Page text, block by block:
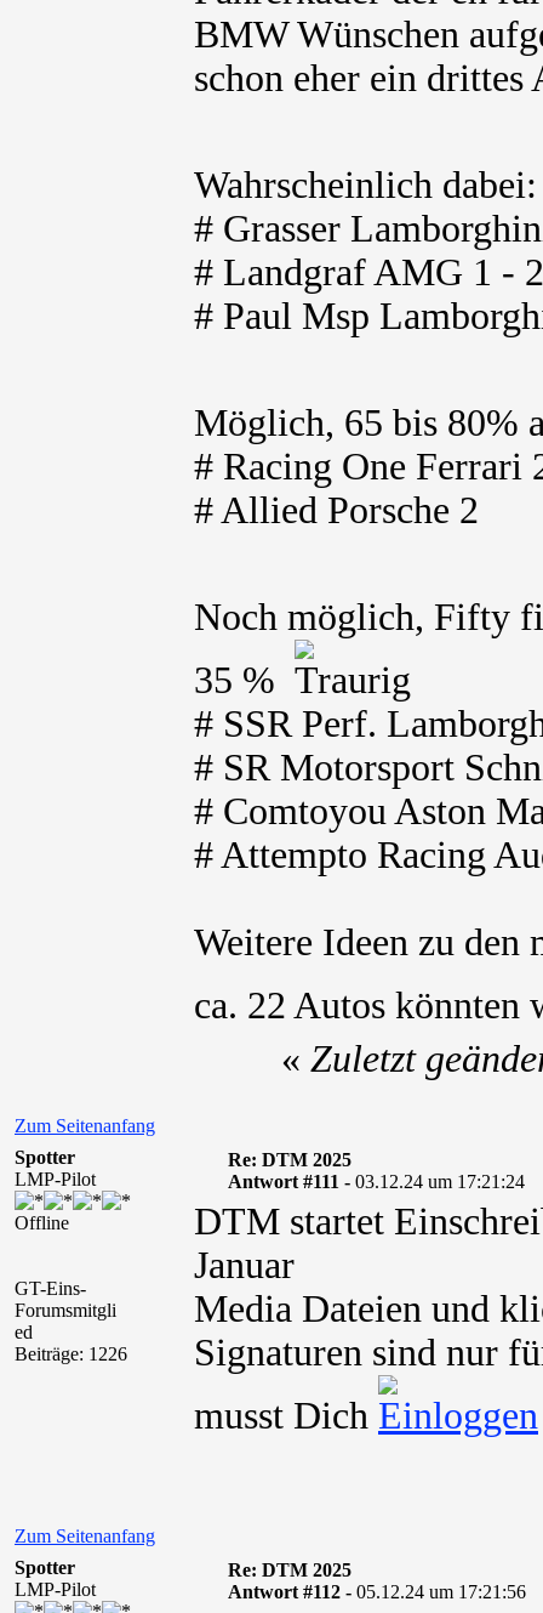
BMW Wünschen
schon eher ein
Wahrscheinlich
# Grasser
# Landgraf AMG 1 - 2
# Paul Msp
Möglich, 65 bis
# Racing One Ferrari
# Allied Porsche 2
Noch möglich,
35 %
# SSR Perf.
# SR Motorsport
# Comtoyou Aston
# Attempto Racing
Weitere Ideen zu den
ca. 22 Autos könnten
Zum Seitenanfang
« Zuletzt
Spotter
LMP-Pilot
Offline
GT-Eins-
Forumsmitgli
ed
Beiträge: 1226
Re: DTM 2025
Antwort #111 - 03.12.24 um 17:21:24
DTM startet
Januar
Media Dateien und
Signaturen sind nur
musst Dich
Zum Seitenanfang
Spotter
LMP-Pilot
Re: DTM 2025
Antwort #112 - 05.12.24 um 17:21:56